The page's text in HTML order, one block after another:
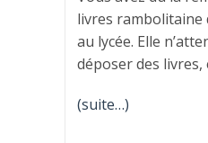
livres rambolitaine
au lycée. Elle
déposer des
(suite…)